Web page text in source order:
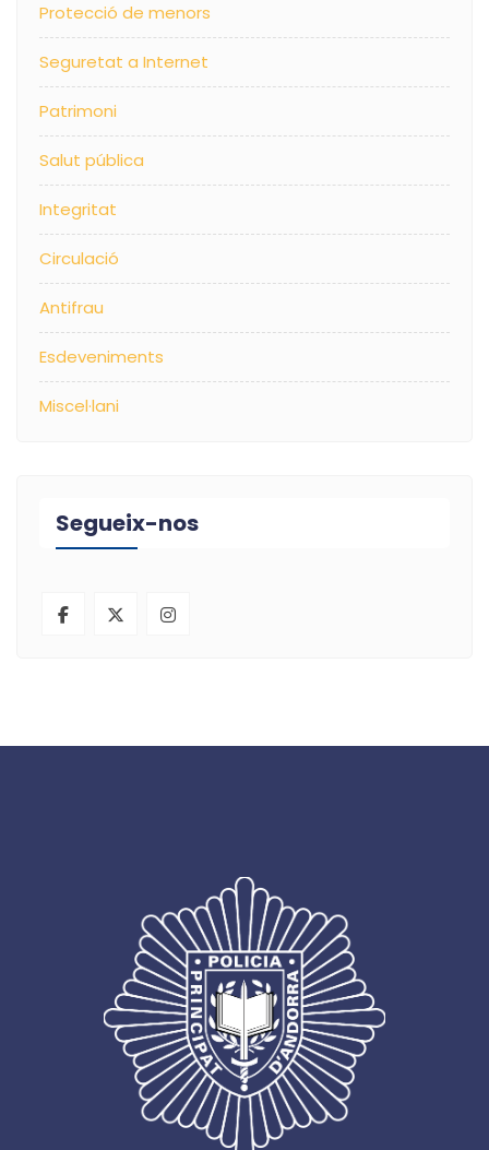
Protecció de menors
Seguretat a Internet
Patrimoni
Salut pública
Integritat
Circulació
Antifrau
Esdeveniments
Miscel·lani
Segueix-nos